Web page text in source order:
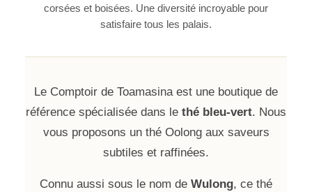
corsées et boisées. Une diversité incroyable pour
satisfaire tous les palais.
Le Comptoir de Toamasina est une boutique de
référence spécialisée dans le thé bleu-vert. Nous
vous proposons un thé Oolong aux saveurs
subtiles et raffinées.
Connu aussi sous le nom de Wulong, ce thé